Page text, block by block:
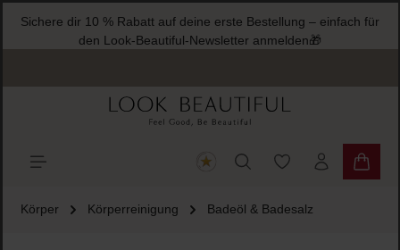
springen
Sichere dir 10 % Rabatt auf deine erste Bestellung – einfach für
den Look-Beautiful-Newsletter anmelden🎁
Du hast 0
Körper Körperreinigung Badeöl & Badesalz